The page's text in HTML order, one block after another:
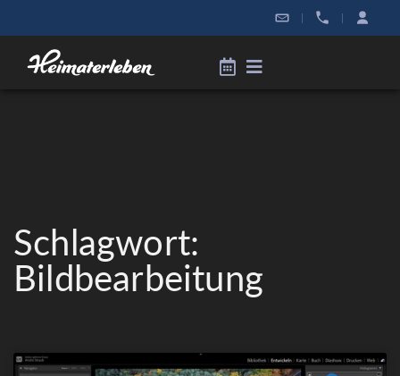
| |
Schlagwort:
Bildbearbeitung